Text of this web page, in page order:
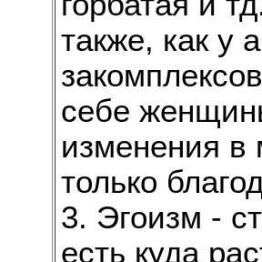
также, как у
себе
изменения в
только
3. Эгоизм -
есть куда